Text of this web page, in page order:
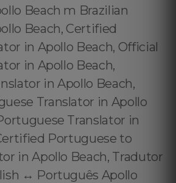
Beach m Brazilian
Beach, Certified
in Apollo Beach, Official
in Apollo Beach,
in Apollo Beach,
Translator in Apollo
Translator in
Portuguese to
in Apollo Beach, Tradutor
↔️ Português Apollo